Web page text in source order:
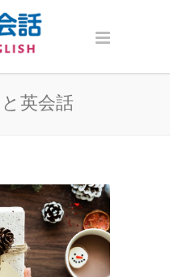
英会話